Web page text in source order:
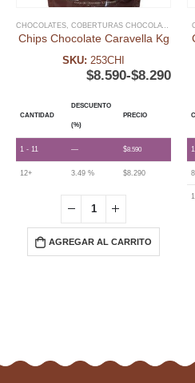
CHOCOLATES COBERTURAS CHOCOLATE
Chips Chocolate Caravella Kg
SKU: 253CHI
$8.290
-
$8.590
CANTIDAD
DESCUENTO
(%)
PRECIO
1 - 11 — $8.590
12+ 3.49 % $8.290
AGREGAR AL CARRITO